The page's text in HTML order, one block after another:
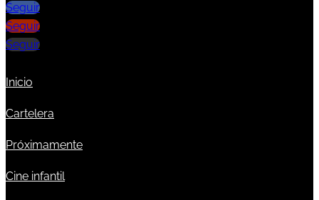
Seguir
Seguir
Seguir
Inicio
Cartelera
Próximamente
Cine infantil